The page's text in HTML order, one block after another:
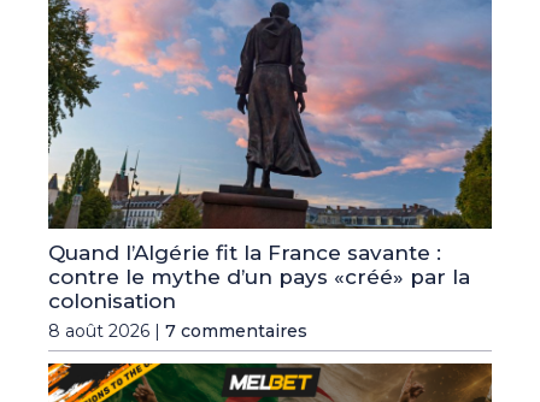
Quand l’Algérie fit la France savante :
contre le mythe d’un pays «créé» par la
colonisation
8 août 2026 | 7 commentaires